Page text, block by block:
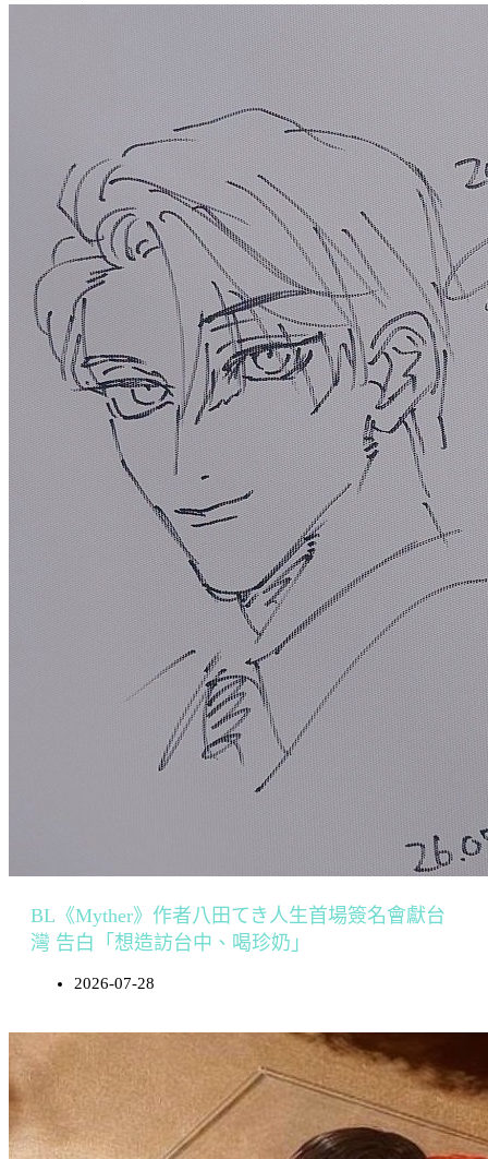
BL《Myther》作者八田てき人生首場簽名會獻台
灣 告白「想造訪台中、喝珍奶」
2026-07-28